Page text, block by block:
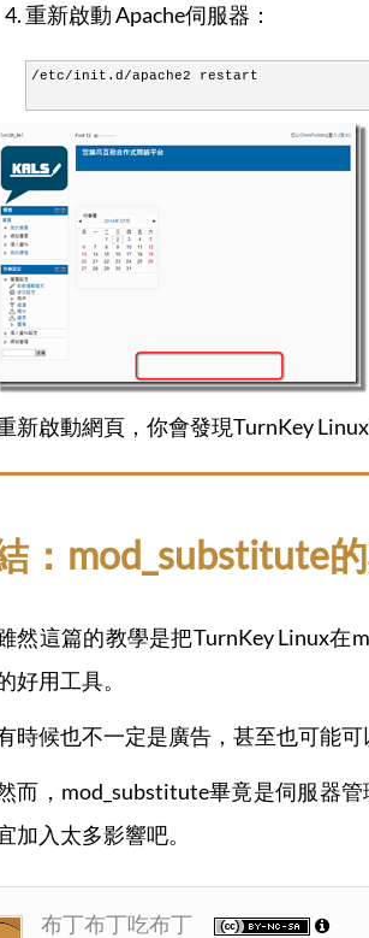
重新啟動 Apache伺服器：
/etc/init.d/apache2 restart
新啟動網頁，你會發現TurnKey
：mod_substitute
然這篇的教學是把TurnKey Linux在
好用工具。
時候也不一定是廣告，甚至也可能可
而，mod_substitute畢竟是伺服器
加入太多影響吧。
布丁布丁吃布丁